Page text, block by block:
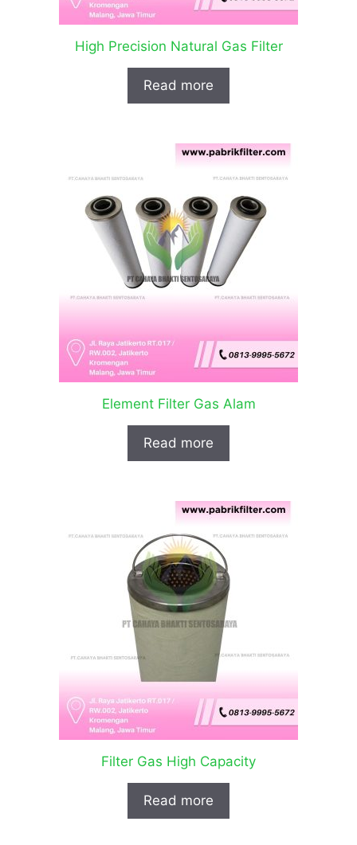
High Precision Natural Gas Filter
Read more
Element Filter Gas Alam
Read more
Filter Gas High Capacity
Read more